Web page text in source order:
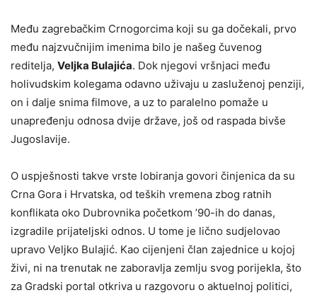
Među zagrebačkim Crnogorcima koji su ga dočekali, prvo
među najzvučnijim imenima bilo je našeg čuvenog
reditelja, Veljka Bulajića. Dok njegovi vršnjaci među
holivudskim kolegama odavno uživaju u zasluženoj penziji,
on i dalje snima filmove, a uz to paralelno pomaže u
unapređenju odnosa dvije države, još od raspada bivše
Jugoslavije.
O uspješnosti takve vrste lobiranja govori činjenica da su
Crna Gora i Hrvatska, od teških vremena zbog ratnih
konflikata oko Dubrovnika početkom ’90-ih do danas,
izgradile prijateljski odnos. U tome je lično sudjelovao
upravo Veljko Bulajić. Kao cijenjeni član zajednice u kojoj
živi, ni na trenutak ne zaboravlja zemlju svog porijekla, što
za Gradski portal otkriva u razgovoru o aktuelnoj politici,